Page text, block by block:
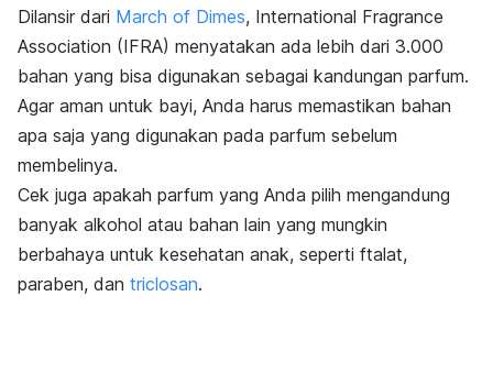
Dilansir dari March of Dimes, International Fragrance
Association (IFRA) menyatakan ada lebih dari 3.000
bahan yang bisa digunakan sebagai kandungan parfum.
Agar aman untuk bayi, Anda harus memastikan bahan
apa saja yang digunakan pada parfum sebelum
membelinya.
Cek juga apakah parfum yang Anda pilih mengandung
banyak alkohol atau bahan lain yang mungkin
berbahaya untuk kesehatan anak, seperti ftalat,
paraben, dan triclosan.